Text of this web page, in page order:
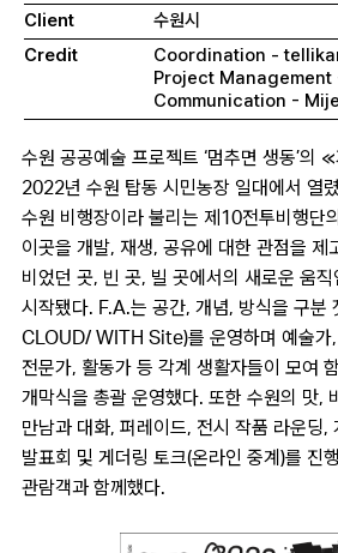
Client
수원시
Credit
Coordination -
Project Management
Communication -
수원 공공예술 프로젝트 ‘멈추면 생동’의
2022년 수원 탑동 시민농장 일대에서 열렸
수원 비행장이라 불리는 제10전투비행단
이곳을 개발, 재생, 공유에 대한 관점을 제
비었던 곳, 빈 곳, 빌 곳에서의 새로운 움
시작됐다. F.A.는 공간, 개념, 방식을 구분
CLOUD/ WITH Site)를 운영하며 예술가,
전문가, 활동가 등 각계 생활자들이 모여
개막식을 총괄 운영했다. 또한 수원의 맛,
만남과 대화, 퍼레이드, 전시 작품 라운딩,
발표회 및 게더링 토크(온라인 중계)를 진
관람객과 함께했다.